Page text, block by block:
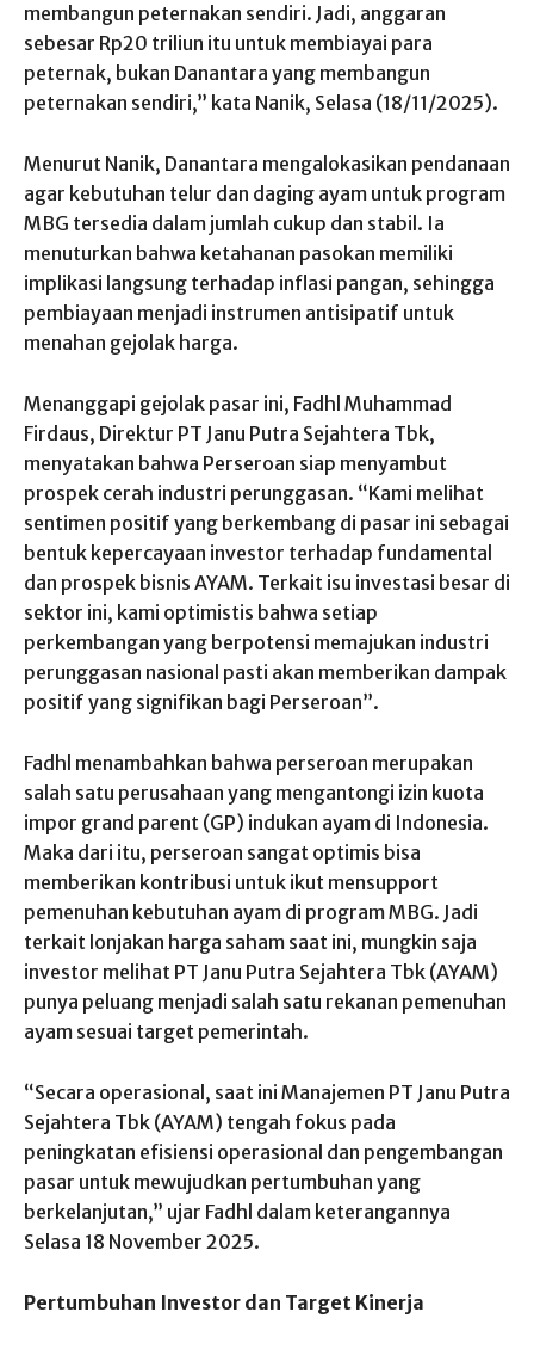
membangun peternakan sendiri. Jadi, anggaran
sebesar Rp20 triliun itu untuk membiayai para
peternak, bukan Danantara yang membangun
peternakan sendiri,” kata Nanik, Selasa (18/11/2025).
Menurut Nanik, Danantara mengalokasikan pendanaan
agar kebutuhan telur dan daging ayam untuk program
MBG tersedia dalam jumlah cukup dan stabil. Ia
menuturkan bahwa ketahanan pasokan memiliki
implikasi langsung terhadap inflasi pangan, sehingga
pembiayaan menjadi instrumen antisipatif untuk
menahan gejolak harga.
Menanggapi gejolak pasar ini, Fadhl Muhammad
Firdaus, Direktur PT Janu Putra Sejahtera Tbk,
menyatakan bahwa Perseroan siap menyambut
prospek cerah industri perunggasan. “Kami melihat
sentimen positif yang berkembang di pasar ini sebagai
bentuk kepercayaan investor terhadap fundamental
dan prospek bisnis AYAM. Terkait isu investasi besar di
sektor ini, kami optimistis bahwa setiap
perkembangan yang berpotensi memajukan industri
perunggasan nasional pasti akan memberikan dampak
positif yang signifikan bagi Perseroan”.
Fadhl menambahkan bahwa perseroan merupakan
salah satu perusahaan yang mengantongi izin kuota
impor grand parent (GP) indukan ayam di Indonesia.
Maka dari itu, perseroan sangat optimis bisa
memberikan kontribusi untuk ikut mensupport
pemenuhan kebutuhan ayam di program MBG. Jadi
terkait lonjakan harga saham saat ini, mungkin saja
investor melihat PT Janu Putra Sejahtera Tbk (AYAM)
punya peluang menjadi salah satu rekanan pemenuhan
ayam sesuai target pemerintah.
“Secara operasional, saat ini Manajemen PT Janu Putra
Sejahtera Tbk (AYAM) tengah fokus pada
peningkatan efisiensi operasional dan pengembangan
pasar untuk mewujudkan pertumbuhan yang
berkelanjutan,” ujar Fadhl dalam keterangannya
Selasa 18 November 2025.
Pertumbuhan Investor dan Target Kinerja